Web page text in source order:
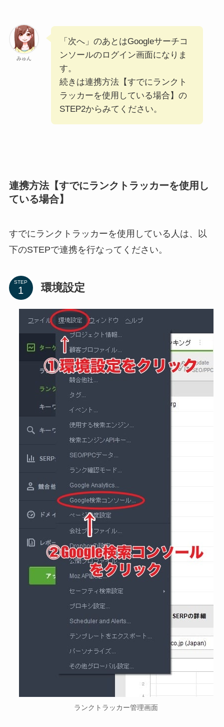
みゅん
「次へ」のあとはGoogleサーチコ
ンソールのログイン画面になりま
す。
続きは連携方法【すでにランクト
ラッカーを使用している場合】の
STEP2からみてください。
連携方法【すでにランクトラッカーを使用し
ている場合】
すでにランクトラッカーを使用している人は、以
下のSTEPで連携を行なってください。
STEP 環境設定
ランクトラッカー管理画面